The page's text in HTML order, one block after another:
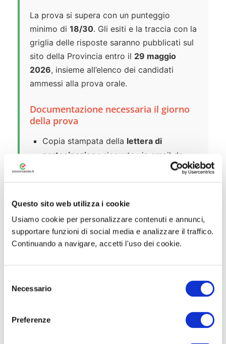
Questo sito web utilizza i cookie
Usiamo cookie per personalizzare contenuti e annunci,
supportare funzioni di social media e analizzare il traffico.
Continuando a navigare, accetti l'uso dei cookie.
Necessario
Preferenze
La prova si supera con un punteggio
minimo di 18/30. Gli esiti e la traccia con la
griglia delle risposte saranno pubblicati sul
sito della Provincia entro il 29 maggio
2026, insieme all’elenco dei candidati
ammessi alla prova orale.
Documentazione necessaria il giorno
della prova
Copia stampata della lettera di
partecipazione ricevuta via email da
di validitàin originale con fotografia
⚠️ Cause di esclusione:È vietato
l’uso di telefoni cellulari, tablet
vietato consultare manoscritti, libri o
sono consentite assenze temporanee